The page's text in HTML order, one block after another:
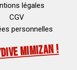
légales
CGV
personnelles
MIMIZAN !